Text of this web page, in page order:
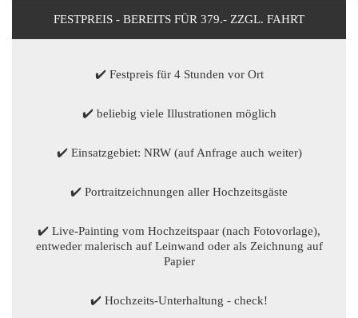
FESTPREIS - BEREITS FÜR 379.- ZZGL. FAHRT
✔️ Festpreis für 4 Stunden vor Ort
✔️ beliebig viele Illustrationen möglich
✔️ Einsatzgebiet: NRW (auf Anfrage auch weiter)
✔️ Portraitzeichnungen aller Hochzeitsgäste
✔️ Live-Painting vom Hochzeitspaar (nach Fotovorlage),
entweder malerisch auf Leinwand oder als Zeichnung auf
Papier
✔️ Hochzeits-Unterhaltung - check!